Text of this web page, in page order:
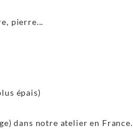
pierre...
épais)
dans notre atelier en France.